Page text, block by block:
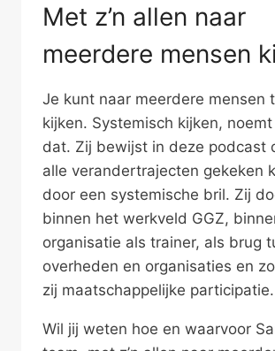
Met z’n allen naar
meerdere mensen
Je kunt naar meerdere mensen
kijken. Systemisch kijken,
dat. Zij bewijst in deze podcast
alle verandertrajecten gekeken
door een systemische bril. Zij
binnen het werkveld GGZ,
organisatie als trainer, als brug
overheden en organisaties en
zij maatschappelijke participatie.
Wil jij weten hoe en waarvoor